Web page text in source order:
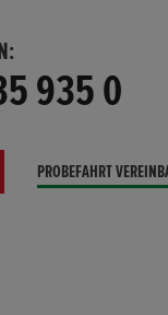
935 0
PROBEFAHRT